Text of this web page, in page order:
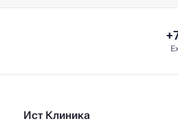
Ист Клиника